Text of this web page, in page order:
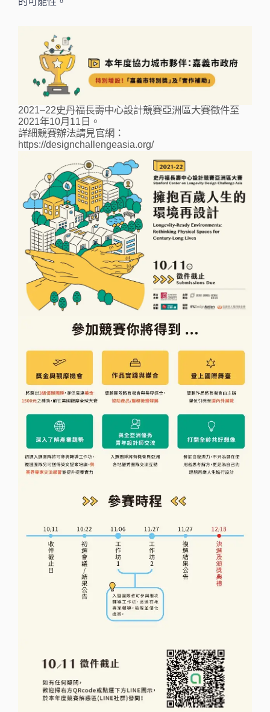
2021–22史丹福長壽中心設計競賽亞洲區大賽徵件至
2021年10月11日。
詳細競賽辦法請見官網：
https://designchallengeasia.org/